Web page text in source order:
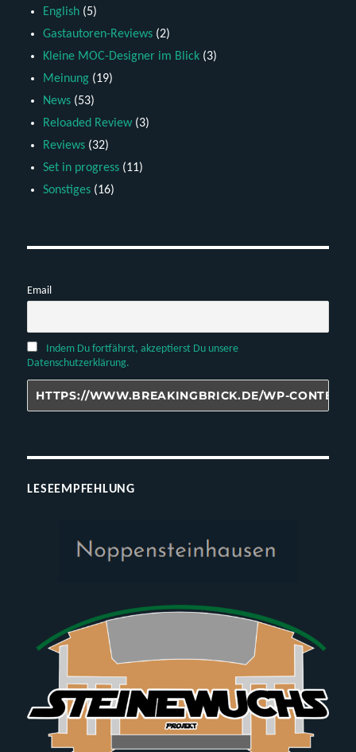
English (5)
Gastautoren-Reviews (2)
Kleine MOC-Designer im Blick (3)
Meinung (19)
News (53)
Reloaded Review (3)
Reviews (32)
Set in progress (11)
Sonstiges (16)
Email
Indem Du fortfährst, akzeptierst Du unsere
Datenschutzerklärung.
LESEEMPFEHLUNG